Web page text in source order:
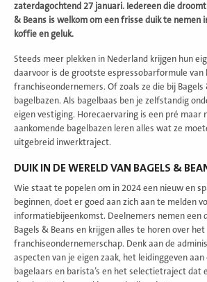
zaterdagochtend 27 januari. Iedereen die droomt
& Beans is welkom om een frisse duik te nemen
koffie en geluk.
Steeds meer plekken in Nederland krijgen hun
daarvoor is de grootste espressobarformule van
franchiseondernemers. Of zoals ze die bij Bagels
bagelbazen. Als bagelbaas ben je zelfstandig
eigen vestiging. Horecaervaring is een pré maar
aankomende bagelbazen leren alles wat ze
uitgebreid inwerktraject.
DUIK IN DE WERELD VAN BAGELS &
Wie staat te popelen om in 2024 een nieuw en
beginnen, doet er goed aan zich aan te melden
informatiebijeenkomst. Deelnemers nemen een
Bagels & Beans en krijgen alles te horen over het
franchiseondernemerschap. Denk aan de
aspecten van je eigen zaak, het leidinggeven
bagelaars en barista’s en het selectietraject dat